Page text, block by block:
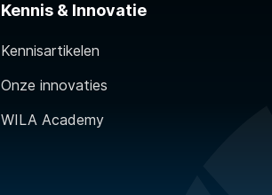
Kennis & Innovatie
Kennisartikelen
Onze innovaties
WILA Academy